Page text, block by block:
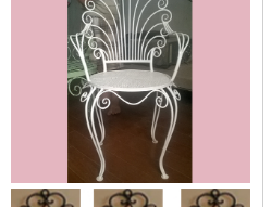
Mẫu thiết kế hiện đại, rất phù hợp
để trưng bày sản phẩm, studio
hoặc dùng...